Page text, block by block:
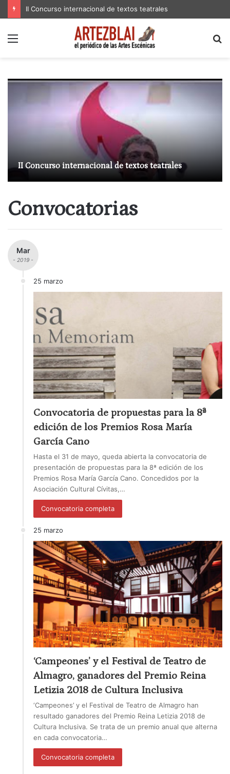
II Concurso internacional de textos teatrales
Menú
II Concurso internacional de textos teatrales
Convocatorias
Mar
- 2019 -
25 marzo
Convocatoria de propuestas para la 8ª
edición de los Premios Rosa María
García Cano
Hasta el 31 de mayo, queda abierta la convocatoria de
presentación de propuestas para la 8ª edición de los
Premios Rosa María García Cano. Concedidos por la
Asociación Cultural Cívitas,…
Convocatoria completa
25 marzo
‘Campeones’ y el Festival de Teatro de
Almagro, ganadores del Premio Reina
Letizia 2018 de Cultura Inclusiva
‘Campeones’ y el Festival de Teatro de Almagro han
resultado ganadores del Premio Reina Letizia 2018 de
Cultura Inclusiva. Se trata de un premio anual que alterna
en cada convocatoria…
Convocatoria completa